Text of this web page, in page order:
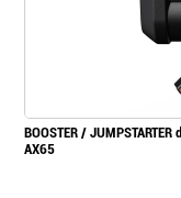
BOOSTER /
AX65